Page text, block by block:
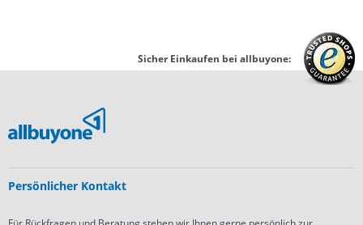
Sicher Einkaufen bei allbuyone:
Persönlicher Kontakt